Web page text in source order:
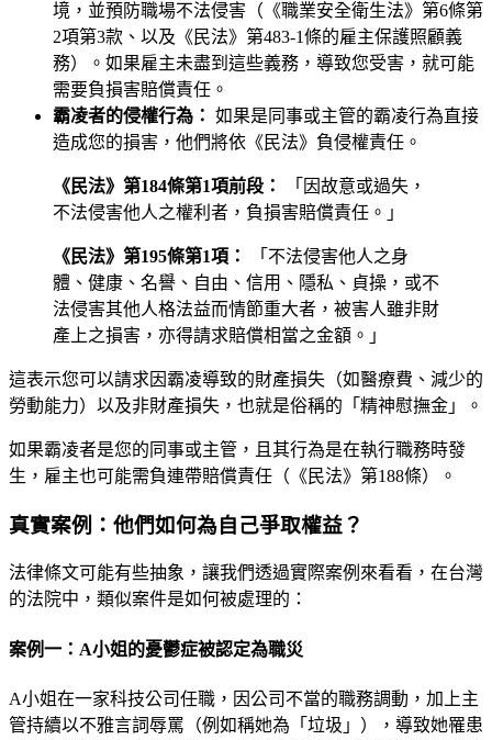
境，並預防職場不法侵害（《職業安全衛生法》第6條第
2項第3款、以及《民法》第483-1條的雇主保護照顧義
務）。如果雇主未盡到這些義務，導致您受害，就可能
需要負損害賠償責任。
霸凌者的侵權行為： 如果是同事或主管的霸凌行為直接
造成您的損害，他們將依《民法》負侵權責任。
《民法》第184條第1項前段：
「因故意或過失，
不法侵害他人之權利者，負損害賠償責任。」
《民法》第195條第1項：
「不法侵害他人之身
體、健康、名譽、自由、信用、隱私、貞操，或不
法侵害其他人格法益而情節重大者，被害人雖非財
產上之損害，亦得請求賠償相當之金額。」
這表示您可以請求因霸凌導致的財產損失（如醫療費、減少的
勞動能力）以及非財產損失，也就是俗稱的「精神慰撫金」。
如果霸凌者是您的同事或主管，且其行為是在執行職務時發
生，雇主也可能需負連帶賠償責任（《民法》第188條）。
真實案例：他們如何為自己爭取權益？
法律條文可能有些抽象，讓我們透過實際案例來看看，在台灣
的法院中，類似案件是如何被處理的：
案例一：A小姐的憂鬱症被認定為職災
A小姐在一家科技公司任職，因公司不當的職務調動，加上主
管持續以不雅言詞辱罵（例如稱她為「垃圾」），導致她罹患